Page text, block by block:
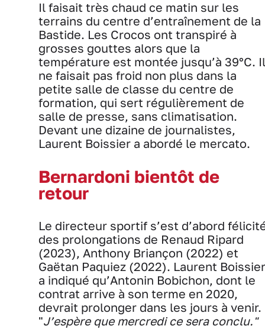
Il faisait très chaud ce matin sur les
terrains du centre d’entraînement de la
Bastide. Les Crocos ont transpiré à
grosses gouttes alors que la
température est montée jusqu’à 39°C. Il
ne faisait pas froid non plus dans la
petite salle de classe du centre de
formation, qui sert régulièrement de
salle de presse, sans climatisation.
Devant une dizaine de journalistes,
Laurent Boissier a abordé le mercato.
Bernardoni bientôt de
retour
Le directeur sportif s’est d’abord
des prolongations de Renaud Ripard
(2023), Anthony Briançon (2022) et
Gaëtan Paquiez (2022). Laurent Boissier
a indiqué qu’Antonin Bobichon, dont le
contrat arrive à son terme en 2020,
devrait prolonger dans les jours à venir.
"J’espère que mercredi ce sera conclu."